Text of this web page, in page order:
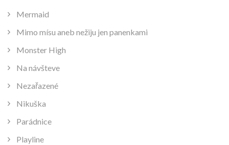
Mermaid
Mimo mísu aneb nežiju jen panenkami
Monster High
Na návšteve
Nezařazené
Nikuška
Parádnice
Playline